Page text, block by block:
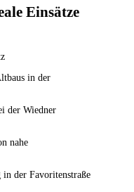
Einsätze
in der
der Wiedner
nahe
in der Favoritenstraße